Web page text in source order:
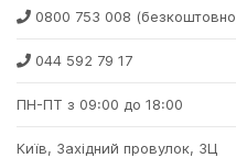
0800 753 008
044 592 79 17
ПН-ПТ з 09:00 до 18:00
Київ, Західний провулок, 3Ц